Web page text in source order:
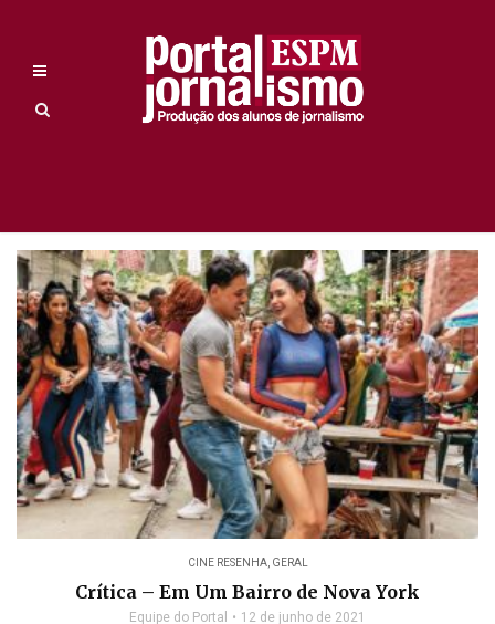
CINE RESENHA, GERAL
Crítica – Em Um Bairro de Nova York
Equipe do Portal 12 de junho de 2021